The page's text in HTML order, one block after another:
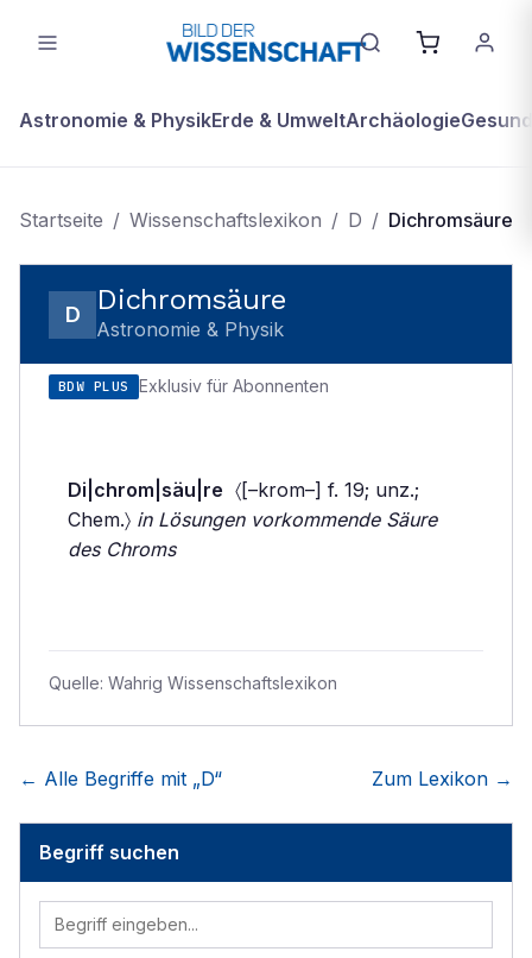
Astronomie & PhysikErde & UmweltArchäologie
Startseite / Wissenschaftslexikon / D / Dichromsäure
D Dichromsäure
Astronomie & Physik
BDW PLUS Exklusiv für Abonnenten
Di|chrom|säu|re 〈[–krom–] f. 19; unz.;
Chem.〉 in Lösungen vorkommende Säure
des Chroms
Quelle: Wahrig Wissenschaftslexikon
← Alle Begriffe mit „D“ Zum Lexikon →
Begriff suchen